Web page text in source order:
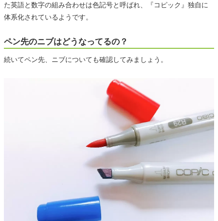
た英語と数字の組み合わせは色記号と呼ばれ、『コピック』独自に
体系化されているようです。
ペン先のニブはどうなってるの？
続いてペン先、ニブについても確認してみましょう。